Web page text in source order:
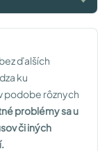
ďalších
ku
podobe rôznych
problémy sa u
či iných